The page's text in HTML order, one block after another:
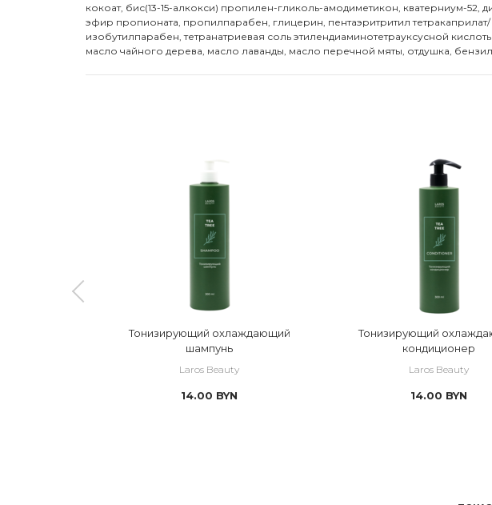
кокоат, бис(13-15-алкокси) пропилен-гликоль-амодиметикон, кватерниум-
эфир пропионата, пропилпарабен, глицерин, пентаэритритил
изобутилпарабен, тетранатриевая соль этилендиаминотетрауксусной
масло чайного дерева, масло лаванды, масло перечной мяты, отдушка,
Тонизирующий охлаждающий
шампунь
Laros Beauty
14.00 BYN
Тонизирующий
кондиционер
Laros Beauty
14.00 BYN